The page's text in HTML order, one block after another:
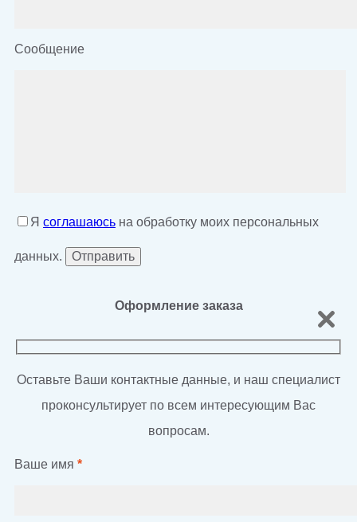
Сообщение
Я соглашаюсь на обработку моих персональных
данных.
Оформление заказа
Оставьте Ваши контактные данные, и наш специалист
проконсультирует по всем интересующим Вас
вопросам.
Ваше имя *